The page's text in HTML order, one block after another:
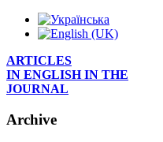
ARTICLES
IN ENGLISH IN THE
JOURNAL
Archive